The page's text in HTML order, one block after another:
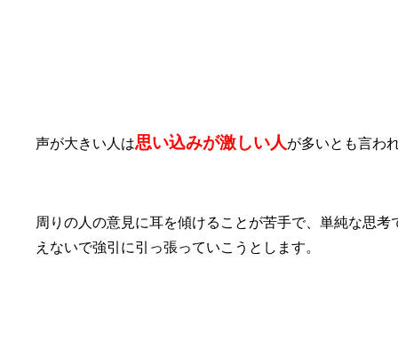
声が大きい人は思い込みが激しい人が多いとも言わ
周りの人の意見に耳を傾けることが苦手で、単純な思
えないで強引に引っ張っていこうとします。